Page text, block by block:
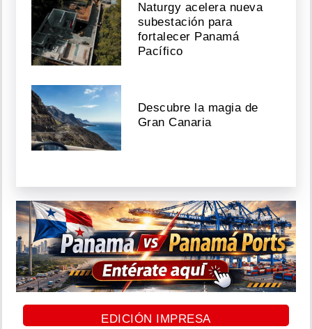
Naturgy acelera nueva
subestación para
fortalecer Panamá
Pacífico
Descubre la magia de
Gran Canaria
EDICIÓN IMPRESA